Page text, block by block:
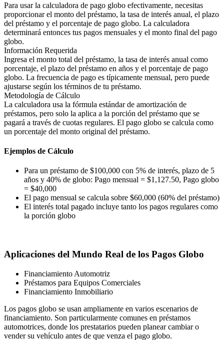
Para usar la calculadora de pago globo efectivamente, necesitas
proporcionar el monto del préstamo, la tasa de interés anual, el plazo
del préstamo y el porcentaje de pago globo. La calculadora
determinará entonces tus pagos mensuales y el monto final del pago
globo.
Información Requerida
Ingresa el monto total del préstamo, la tasa de interés anual como
porcentaje, el plazo del préstamo en años y el porcentaje de pago
globo. La frecuencia de pago es típicamente mensual, pero puede
ajustarse según los términos de tu préstamo.
Metodología de Cálculo
La calculadora usa la fórmula estándar de amortización de
préstamos, pero solo la aplica a la porción del préstamo que se
pagará a través de cuotas regulares. El pago globo se calcula como
un porcentaje del monto original del préstamo.
Ejemplos de Cálculo
Para un préstamo de $100,000 con 5% de interés, plazo de 5
años y 40% de globo: Pago mensual = $1,127.50, Pago globo
= $40,000
El pago mensual se calcula sobre $60,000 (60% del préstamo)
El interés total pagado incluye tanto los pagos regulares como
la porción globo
Aplicaciones del Mundo Real de los Pagos Globo
Financiamiento Automotriz
Préstamos para Equipos Comerciales
Financiamiento Inmobiliario
Los pagos globo se usan ampliamente en varios escenarios de
financiamiento. Son particularmente comunes en préstamos
automotrices, donde los prestatarios pueden planear cambiar o
vender su vehículo antes de que venza el pago globo.